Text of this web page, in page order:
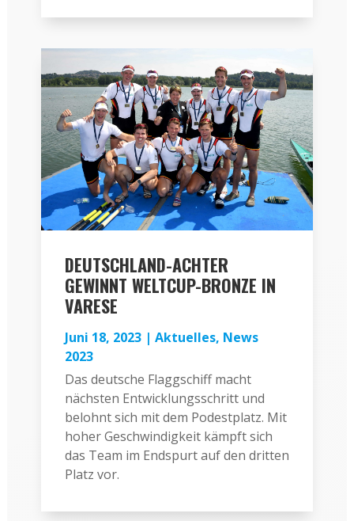
DEUTSCHLAND-ACHTER
GEWINNT WELTCUP-BRONZE IN
VARESE
Juni 18, 2023| Aktuelles, News
2023
Das deutsche Flaggschiff macht
nächsten Entwicklungsschritt und
belohnt sich mit dem Podestplatz. Mit
hoher Geschwindigkeit kämpft sich
das Team im Endspurt auf den dritten
Platz vor.